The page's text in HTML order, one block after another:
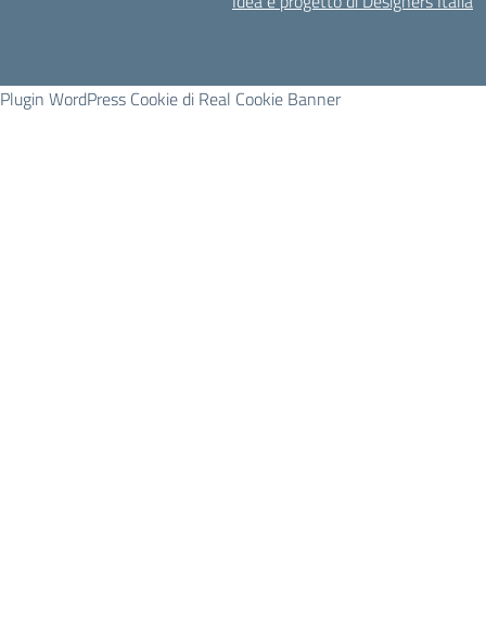
Plugin WordPress Cookie di Real Cookie Banner